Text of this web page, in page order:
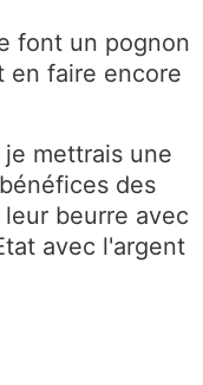
font un pognon
en faire encore
mettrais une
des
beurre avec
avec l'argent